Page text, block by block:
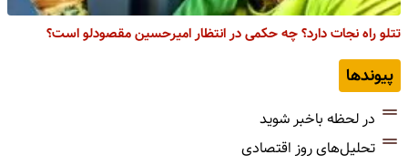
تتلو راه نجات دارد؟ چه حکمی در انتظار امیرحسین مقصودلو است؟
پیوندها
در لحظه باخبر شوید
تحلیل‌های روز اقتصادی